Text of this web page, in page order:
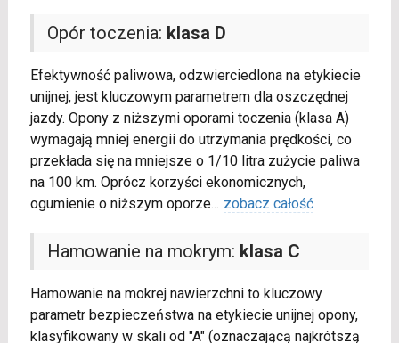
Opór toczenia: klasa D
Efektywność paliwowa, odzwierciedlona na etykiecie
unijnej, jest kluczowym parametrem dla oszczędnej
jazdy. Opony z niższymi oporami toczenia (klasa A)
wymagają mniej energii do utrzymania prędkości, co
przekłada się na mniejsze o 1/10 litra zużycie paliwa
na 100 km. Oprócz korzyści ekonomicznych,
ogumienie o niższym oporze... zobacz całość
Hamowanie na mokrym: klasa C
Hamowanie na mokrej nawierzchni to kluczowy
parametr bezpieczeństwa na etykiecie unijnej opony,
klasyfikowany w skali od "A" (oznaczającą najkrótszą